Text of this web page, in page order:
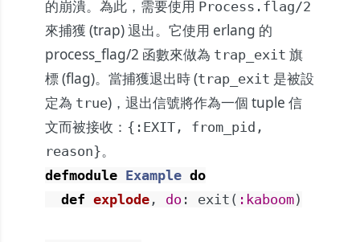
的崩潰。為此，需要使用 Process.flag/2
來捕獲 (trap) 退出。它使用 erlang 的
process_flag/2 函數來做為 trap_exit 旗
標 (flag)。當捕獲退出時 (trap_exit 是被設
定為 true)，退出信號將作為一個 tuple 信
文而被接收： {:EXIT, from_pid,
reason}。
defmodule Example do
def explode , do : exit ( :kaboom)